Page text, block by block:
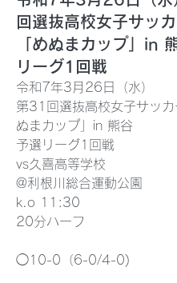
回選抜高校女子サッ
「めぬまカップ」in
リーグ1回戦
令和7年3月26日（水）
第31回選抜高校女子サッカ
ぬまカップ」in 熊谷
予選リーグ1回戦
vs久喜高等学校
@利根川総合運動公園
k.o 11:30
20分ハーフ
◯10-0（6-0/4-0)